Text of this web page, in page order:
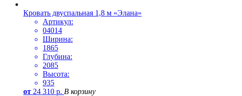
Кровать двуспальная 1,8 м «Элана»
Артикул:
04014
Ширина:
1865
Глубина:
2085
Высота:
935
от 24 310 р. В корзину